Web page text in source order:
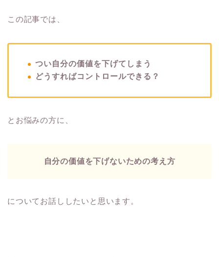
この記事では、
つい自分の価値を下げてしまう
どうすればコントロールできる？
とお悩みの方に、
自分の価値を下げないための考え方
についてお話ししたいと思います。